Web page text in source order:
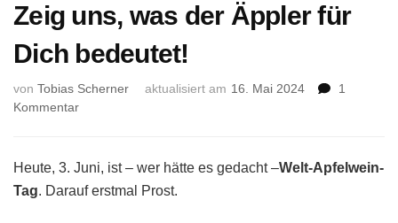
Zeig uns, was der Äppler für
Dich bedeutet!
von Tobias Scherner aktualisiert am 16. Mai 2024
1
Kommentarzu
–
Apfelwein-
Heute, 3. Juni, ist – wer hätte es gedacht –Welt-Apfelwein-
Tag. Darauf erstmal Prost.